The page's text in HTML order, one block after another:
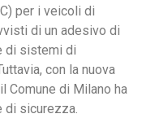
per i veicoli di
di un adesivo di
di sistemi di
con la nuova
Comune di Milano ha
di sicurezza.